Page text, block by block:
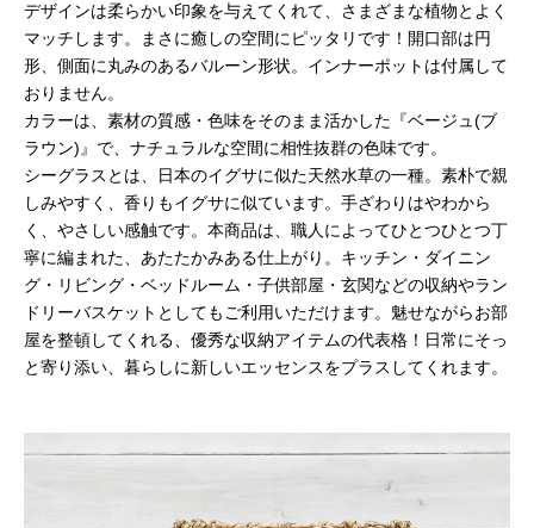
デザインは柔らかい印象を与えてくれて、さまざまな植物とよく
マッチします。まさに癒しの空間にピッタリです！開口部は円
形、側面に丸みのあるバルーン形状。インナーポットは付属して
おりません。
カラーは、素材の質感・色味をそのまま活かした『ベージュ(ブ
ラウン)』で、ナチュラルな空間に相性抜群の色味です。
シーグラスとは、日本のイグサに似た天然水草の一種。素朴で親
しみやすく、香りもイグサに似ています。手ざわりはやわから
く、やさしい感触です。本商品は、職人によってひとつひとつ丁
寧に編まれた、あたたかみある仕上がり。キッチン・ダイニン
グ・リビング・ベッドルーム・子供部屋・玄関などの収納やラン
ドリーバスケットとしてもご利用いただけます。魅せながらお部
屋を整頓してくれる、優秀な収納アイテムの代表格！日常にそっ
と寄り添い、暮らしに新しいエッセンスをプラスしてくれます。